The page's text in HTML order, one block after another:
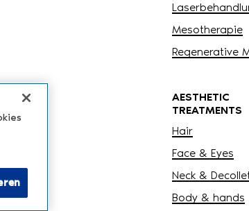
Mesotherapie
Regenerative
AESTHETIC
TREATMENTS
Hair
Face & Eyes
Neck &
Body & hands